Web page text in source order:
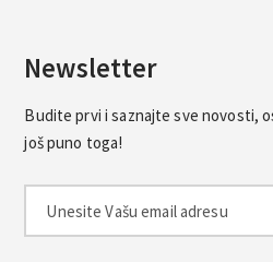
Newsletter
Budite prvi i saznajte sve novosti,
još puno toga!